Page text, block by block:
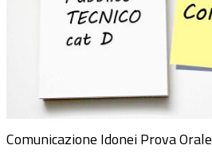
Comunicazione Idonei Prova Orale